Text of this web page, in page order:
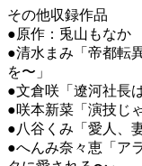
その他収録作品
●原作：兎山もな
●清水まみ「帝都転
を〜」
●文倉咲「遼河社長
●咲本新菜「演技じ
●八谷くみ「愛人、
●へんみ奈々恵「ア